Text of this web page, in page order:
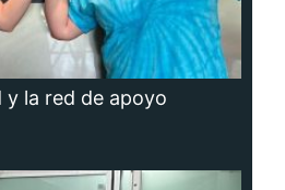
la red de apoyo